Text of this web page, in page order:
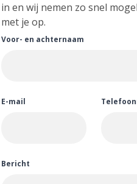
in en wij nemen zo snel
met je op.
Voor- en achternaam
E-mail
Bericht